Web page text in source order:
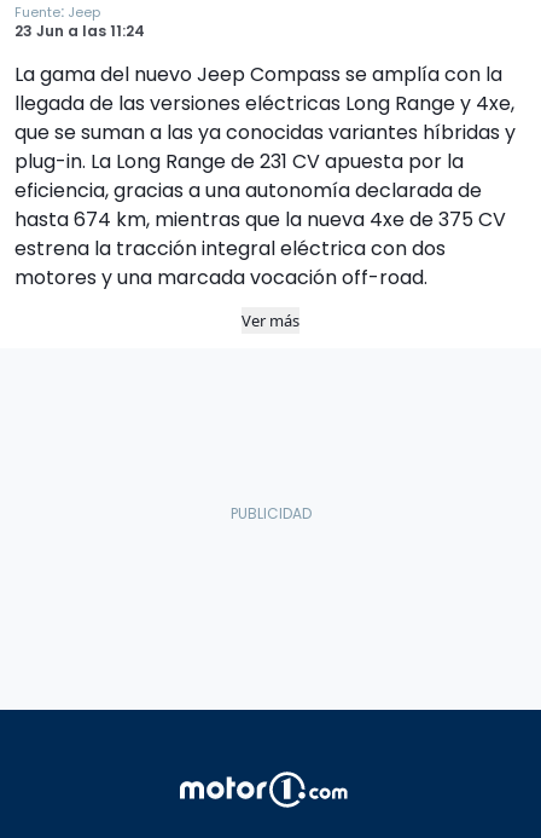
Fuente: Jeep
23 Jun a las11:24
La gama del nuevo Jeep Compass se amplía con la
llegada de las versiones eléctricas Long Range y 4xe,
que se suman a las ya conocidas variantes híbridas y
plug-in. La Long Range de 231 CV apuesta por la
eficiencia, gracias a una autonomía declarada de
hasta 674 km, mientras que la nueva 4xe de 375 CV
estrena la tracción integral eléctrica con dos
motores y una marcada vocación off-road.
Ver más